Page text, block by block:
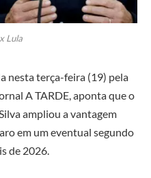
Lula
nesta terça-feira (19) pela
A TARDE, aponta que o
ampliou a vantagem
em um eventual segundo
de 2026.